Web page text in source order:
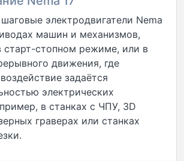
электродвигатели Nema
машин и механизмов,
стопном режиме, или в
движения, где
задаётся
электрических
в станках с ЧПУ, 3D
граверах или станках